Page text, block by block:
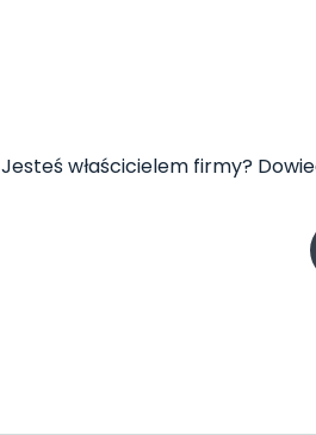
Jesteś właścicielem firmy?